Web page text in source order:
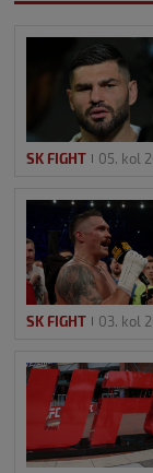
SK FIGHT 05. kol
SK FIGHT 03. kol